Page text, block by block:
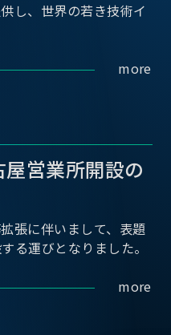
し、世界の若き技術イ
more
営業所開設の
張に伴いまして、表題
る運びとなりました。
more